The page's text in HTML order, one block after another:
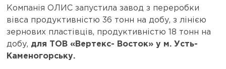
Компанія ОЛИС запустила завод з переробки
вівса продуктивністю 36 тонн на добу, з лінією
зернових пластівців, продуктивністю 18 тонн на
добу, для ТОВ «Вертекс- Восток» у м. Усть-
Каменогорську.